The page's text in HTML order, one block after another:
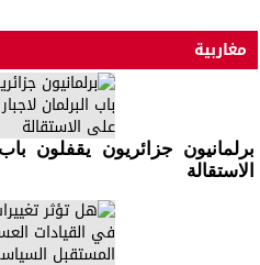
مغاربية
برلمانيون جزائريون يقفلون
الاستقالة